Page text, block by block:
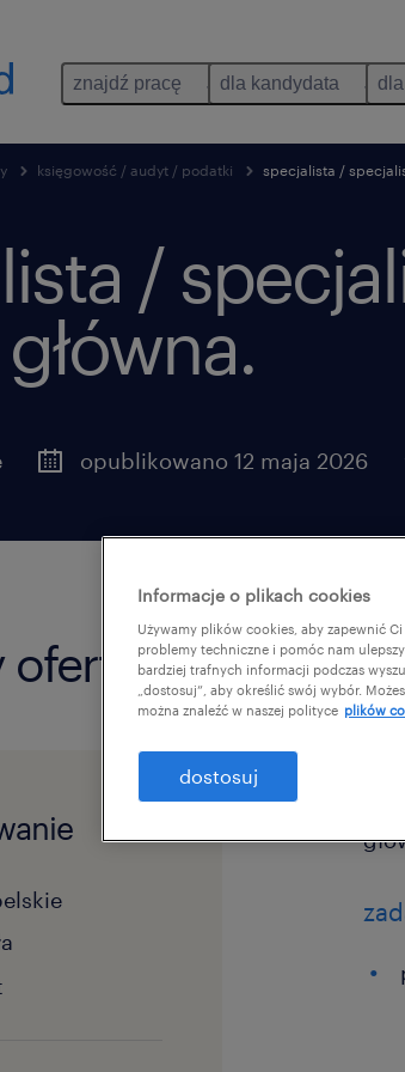
znajdź pracę dla kandydata
księgowość / audyt / podatki specjalista /
/
opublikowano 12 maja 2026
Informacje o plikach cookies
Używamy plików cookies, aby zapewnić
problemy techniczne i pomóc nam
bardziej trafnych informacji podczas
„dostosuj”, aby określić swój wybór.
można znaleźć w naszej polityce plików
dostosuj